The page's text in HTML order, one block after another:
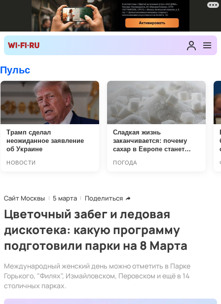
Сайт Москвы 5 марта Поделиться
Цветочный забег и ледовая
дискотека: какую программу
подготовили парки на 8 Марта
Международный женский день можно отметить в Парке
Горького, "Филях", Измайловском, Перовском и ещё в 14
столичных парках.